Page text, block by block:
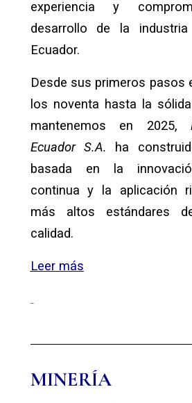
experiencia y
desarrollo de la
Ecuador.
Desde sus primeros pasos
los noventa hasta la
mantenemos en 2025,
Ecuador S.A. ha
basada en la
continua y la aplicación
más altos estándares
calidad.
Leer más
MINERÍA